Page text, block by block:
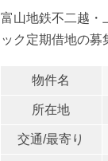
富山地鉄不二越
ック定期借地の募
物件名
所在地
交通/最寄り